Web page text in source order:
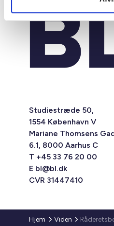
Studiestræde 50,
1554 København V
Mariane Thomsens
6.1, 8000 Aarhus C
T +45 33 76 20 00
E bl@bl.dk
CVR 31447410
Hjem Viden